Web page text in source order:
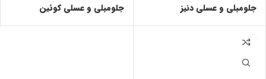
جلومبلی و عسلی دنیز جلومبلی و عسلی کوئین